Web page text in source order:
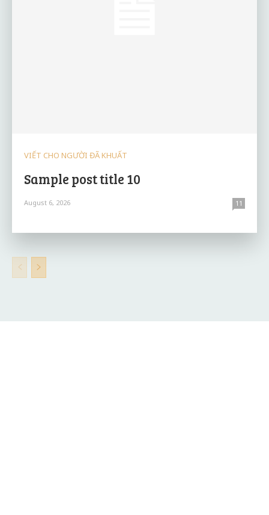
VIẾT CHO NGƯỜI ĐÃ KHUẤT
Sample post title 10
August 6, 2026 11